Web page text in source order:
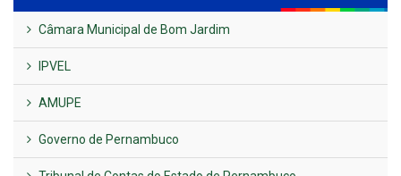
Câmara Municipal de Bom Jardim
IPVEL
AMUPE
Governo de Pernambuco